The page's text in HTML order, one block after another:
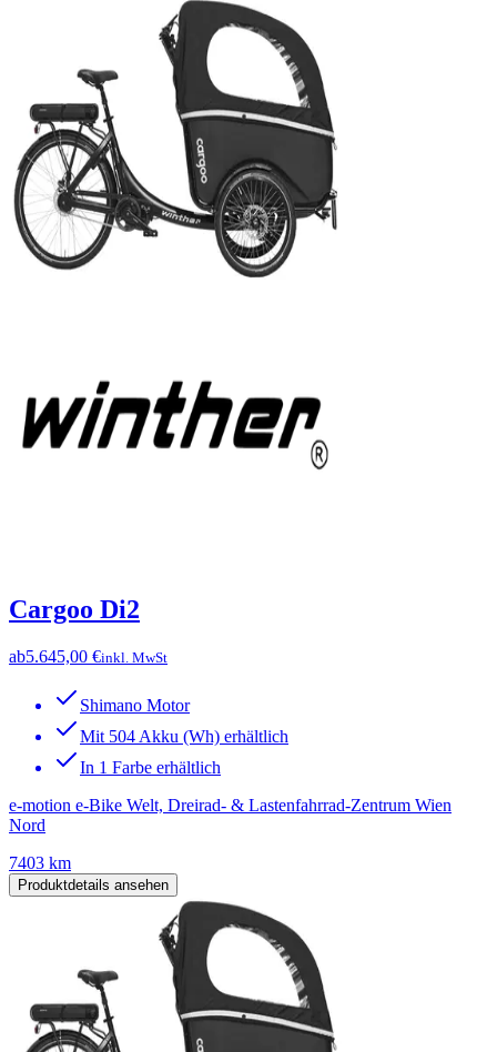
Cargoo Di2
ab5.645,00 €inkl. MwSt
Shimano Motor
Mit 504 Akku (Wh) erhältlich
In 1 Farbe erhältlich
e-motion e-Bike Welt, Dreirad- & Lastenfahrrad-Zentrum Wien
Nord
7403 km
Produktdetails ansehen